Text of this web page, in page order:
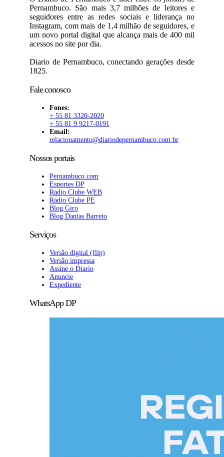
Pernambuco. São mais 3,7 milhões de leitores e
seguidores entre as redes sociais e liderança no
Instagram, com mais de 1,4 milhão de seguidores, e
um novo portal digital que alcança mais de 400 mil
acessos no site por dia.
Diario de Pernambuco, conectando gerações desde
1825.
Fale conosco
Fones:
+ 55 81 3320-2020
+ 55 81 9 9217-0191
Email:
relacionamento@diariodepernambuco.com.br
Nossos portais
Pernambuco.com
Esportes DP
Rádio Clube WEB
Rádio Clube PE
Blog Giro
Blog Dantas Barreto
Serviços
Versão digital (flip)
Versão impressa
Assine o Diario
Anuncie
Expediente
WhatsApp DP